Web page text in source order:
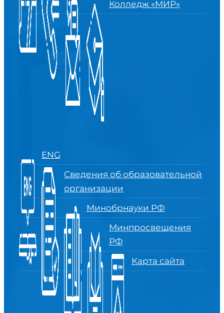
Колледж «МИР»
ENG
Сведения об образовательной
организации
Минобрнауки РФ
Минпросвещения
РФ
Карта сайта